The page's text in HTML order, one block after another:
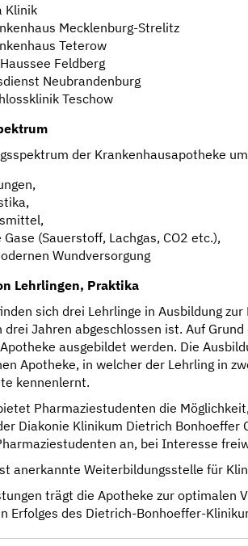
Klinik
Mecklenburg-Strelitz
Teterow
Feldberg
Neubrandenburg
Teschow
der Krankenhausapotheke
(Sauerstoff, Lachgas, CO2 etc.),
Wundversorgung
Lehrlingen, Praktika
sich drei Lehrlinge in Ausbildung
drei Jahren abgeschlossen ist. Auf
ausgebildet werden. Die
Apotheke, in welcher der Lehrling in
kennenlernt.
Pharmaziestudenten die
Diakonie Klinikum Dietrich Bonhoeffer
an, bei Interesse
anerkannte Weiterbildungsstelle für
trägt die Apotheke zur optimalen
Erfolges des Dietrich-Bonhoeffer-